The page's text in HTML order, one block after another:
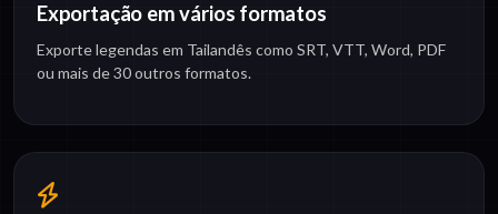
Exportação em vários formatos
Exporte legendas em Tailandês como SRT, VTT, Word, PDF
ou mais de 30 outros formatos.